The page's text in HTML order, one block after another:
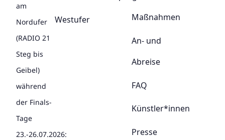
am
Nordufer
(RADIO 21
Steg bis
Geibel)
während
der Finals-
Tage
23.-26.07.2026:
Westufer
Maßnahmen
An- und
Abreise
FAQ
Künstler*innen
Presse